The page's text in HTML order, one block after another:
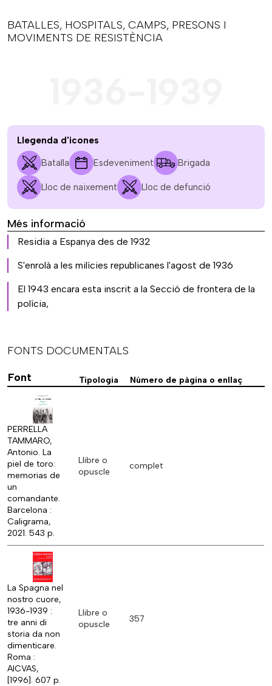
BATALLES, HOSPITALS, CAMPS, PRESONS I
MOVIMENTS DE RESISTÈNCIA
Llegenda d'icones
Batalla Esdeveniment Brigada
Lloc de naixement Lloc de defunció
Més informació
Residia a Espanya des de 1932
S'enrolà a les milícies republicanes l'agost de 1936
El 1943 encara esta inscrit a la Secció de frontera de la
polícia,
FONTS DOCUMENTALS
Font
Tipologia Número de pàgina o enllaç
PERRELLA
TAMMARO,
Antonio. La
piel de toro:
memorias de
un
comandante.
Barcelona :
Caligrama,
2021. 543 p.
Llibre o
opuscle
complet
La Spagna nel
nostro cuore,
1936-1939 :
tre anni di
storia da non
dimenticare.
Roma :
AICVAS,
[1996]. 607 p.
Llibre o
opuscle
357